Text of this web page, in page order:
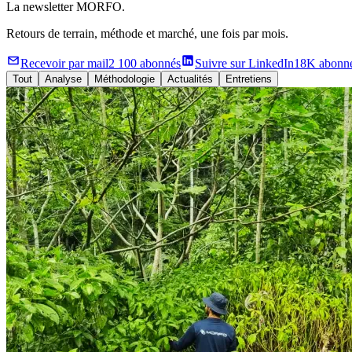
La newsletter MORFO.
Retours de terrain, méthode et marché, une fois par mois.
Recevoir par mail2 100 abonnés Suivre sur LinkedIn18K
Tout Analyse Méthodologie Actualités Entretiens